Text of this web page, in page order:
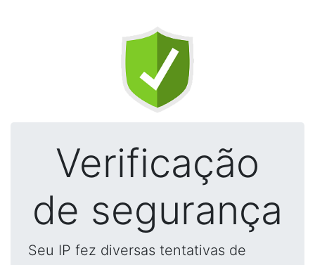
Verificação
de segurança
Seu IP fez diversas tentativas de